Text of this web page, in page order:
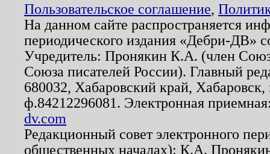
Пользовательское соглашение,
На данном сайте распространяется
периодического издания «Дебри-ДВ»
Учредитель: Пронякин К.А. (член
Союза писателей России). Главный
680032, Хабаровский край,
ф.84212296081. Электронная
dv.com
Редакционный совет электронного
общественных началах): К.А.